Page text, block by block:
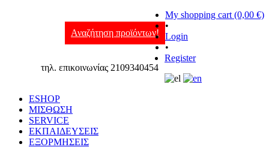
Αναζήτηση προϊόντων!
τηλ. επικοινωνίας 2109340454
My shopping cart (0,00 €)
•
Login
•
Register
ESHOP
ΜΙΣΘΩΣΗ
SERVICE
ΕΚΠΑΙΔΕΥΣΕΙΣ
ΕΞΟΡΜΗΣΕΙΣ